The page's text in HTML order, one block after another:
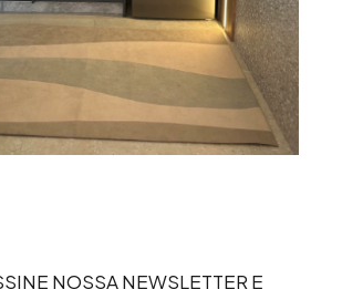
NOSSA NEWSLETTER E